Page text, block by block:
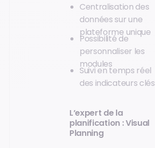
Centralisation des
données sur une
plateforme unique
Possibilité de
personnaliser les
modules
Suivi en temps réel
des indicateurs clés
L’expert de la
planification : Visual
Planning